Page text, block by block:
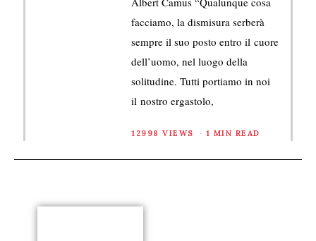
facciamo, la dismisura serberà
sempre il suo posto entro il cuore
dell’uomo, nel luogo della
solitudine. Tutti portiamo in noi
il nostro ergastolo,
12998 VIEWS 1 MIN READ